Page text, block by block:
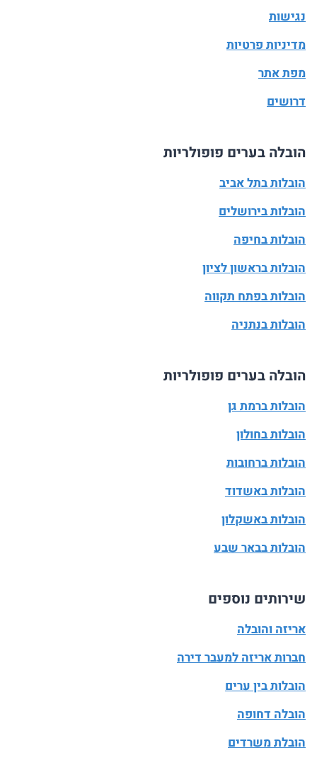
נגישות
מדיניות פרטיות
מפת אתר
דרושים
הובלה בערים פופולריות
הובלות בתל אביב
הובלות בירושלים
הובלות בחיפה
הובלות בראשון לציון
הובלות בפתח תקווה
הובלות בנתניה
הובלה בערים פופולריות
הובלות ברמת גן
הובלות בחולון
הובלות ברחובות
הובלות באשדוד
הובלות באשקלון
הובלות בבאר שבע
שירותים נוספים
אריזה והובלה
חברות אריזה למעבר דירה
הובלות בין ערים
הובלה דחופה
הובלת משרדים